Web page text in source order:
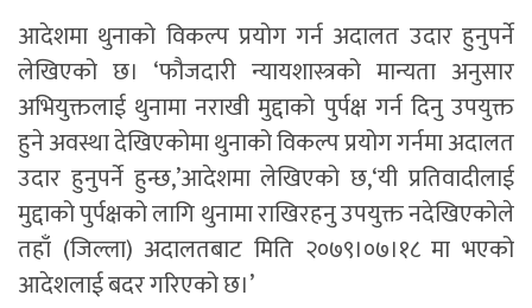
आदेशमा थुनाको विकल्प प्रयोग गर्न अदालत उदार हुनुपर्ने
लेखिएको छ। ‘फौजदारी न्यायशास्त्रको मान्यता अनुसार
अभियुक्तलाई थुनामा नराखी मुद्दाको पुर्पक्ष गर्न दिनु उपयुक्त
हुने अवस्था देखिएकोमा थुनाको विकल्प प्रयोग गर्नमा अदालत
उदार हुनुपर्ने हुन्छ,’आदेशमा लेखिएको छ,‘यी प्रतिवादीलाई
मुद्दाको पुर्पक्षको लागि थुनामा राखिरहनु उपयुक्त नदेखिएकोले
तहाँ (जिल्ला) अदालतबाट मिति २०७९।०७।१८ मा भएको
आदेशलाई बदर गरिएको छ।’